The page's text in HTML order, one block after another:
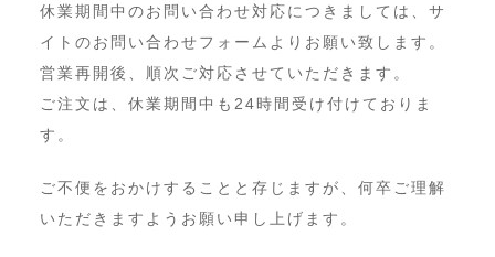
休業期間中のお問い合わせ対応につきましては、サ
イトのお問い合わせフォームよりお願い致します。
営業再開後、順次ご対応させていただきます。
ご注文は、休業期間中も24時間受け付けておりま
す。
ご不便をおかけすることと存じますが、何卒ご理解
いただきますようお願い申し上げます。